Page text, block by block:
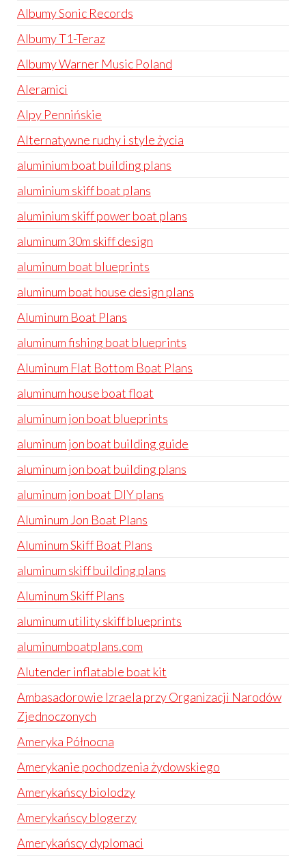
Albumy Sonic Records
Albumy T1-Teraz
Albumy Warner Music Poland
Aleramici
Alpy Pennińskie
Alternatywne ruchy i style życia
aluminium boat building plans
aluminium skiff boat plans
aluminium skiff power boat plans
aluminum 30m skiff design
aluminum boat blueprints
aluminum boat house design plans
Aluminum Boat Plans
aluminum fishing boat blueprints
Aluminum Flat Bottom Boat Plans
aluminum house boat float
aluminum jon boat blueprints
aluminum jon boat building guide
aluminum jon boat building plans
aluminum jon boat DIY plans
Aluminum Jon Boat Plans
Aluminum Skiff Boat Plans
aluminum skiff building plans
Aluminum Skiff Plans
aluminum utility skiff blueprints
aluminumboatplans.com
Alutender inflatable boat kit
Ambasadorowie Izraela przy Organizacji Narodów
Zjednoczonych
Ameryka Północna
Amerykanie pochodzenia żydowskiego
Amerykańscy biolodzy
Amerykańscy blogerzy
Amerykańscy dyplomaci